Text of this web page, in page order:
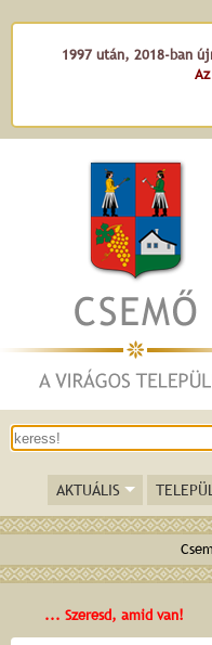
1997 után, 2018-ban
AKTUÁLIS
... Szeresd, amid van!